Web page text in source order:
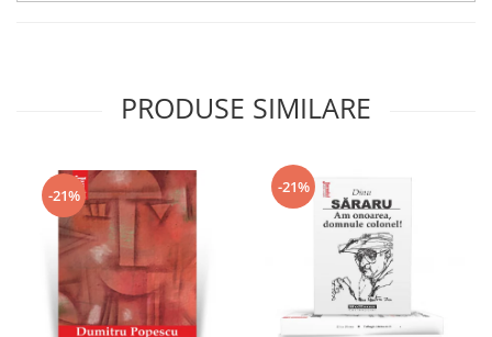
PRODUSE SIMILARE
-21% -21%